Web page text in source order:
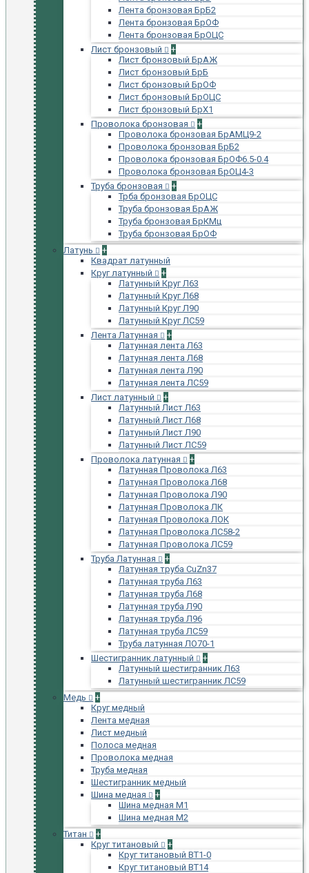
Лента бронзовая БрБ2
Лента бронзовая БрОФ
Лента бронзовая БрОЦС
Лист бронзовый
+
Лист бронзовый БрАЖ
Лист бронзовый БрБ
Лист бронзовый БрОФ
Лист бронзовый БрОЦС
Лист бронзовый БрХ1
Проволока бронзовая
+
Проволока бронзовая БрАМЦ9-2
Проволока бронзовая БрБ2
Проволока бронзовая БрОФ6.5-0.4
Проволока бронзовая БрОЦ4-3
Труба бронзовая
+
Трба бронзовая БрОЦС
Труба бронзовая БрАЖ
Труба бронзовая БрКМц
Труба бронзовая БрОФ
Латунь
+
Квадрат латунный
Круг латунный
+
Латунный Круг Л63
Латунный Круг Л68
Латунный Круг Л90
Латунный Круг ЛС59
Лента Латунная
+
Латунная лента Л63
Латунная лента Л68
Латунная лента Л90
Латунная лента ЛС59
Лист латунный
+
Латунный Лист Л63
Латунный Лист Л68
Латунный Лист Л90
Латунный Лист ЛС59
Проволока латунная
+
Латунная Проволока Л63
Латунная Проволока Л68
Латунная Проволока Л90
Латунная Проволока ЛК
Латунная Проволока ЛОК
Латунная Проволока ЛС58-2
Латунная Проволока ЛС59
Труба Латунная
+
Латунная труба CuZn37
Латунная труба Л63
Латунная труба Л68
Латунная труба Л90
Латунная труба Л96
Латунная труба ЛС59
Труба латунная ЛО70-1
Шестигранник латунный
+
Латунный шестигранник Л63
Латунный шестигранник ЛС59
Медь
+
Круг медный
Лента медная
Лист медный
Полоса медная
Проволока медная
Труба медная
Шестигранник медный
Шина медная
+
Шина медная М1
Шина медная М2
Титан
+
Круг титановый
+
Круг титановый ВТ1-0
Круг титановый ВТ14